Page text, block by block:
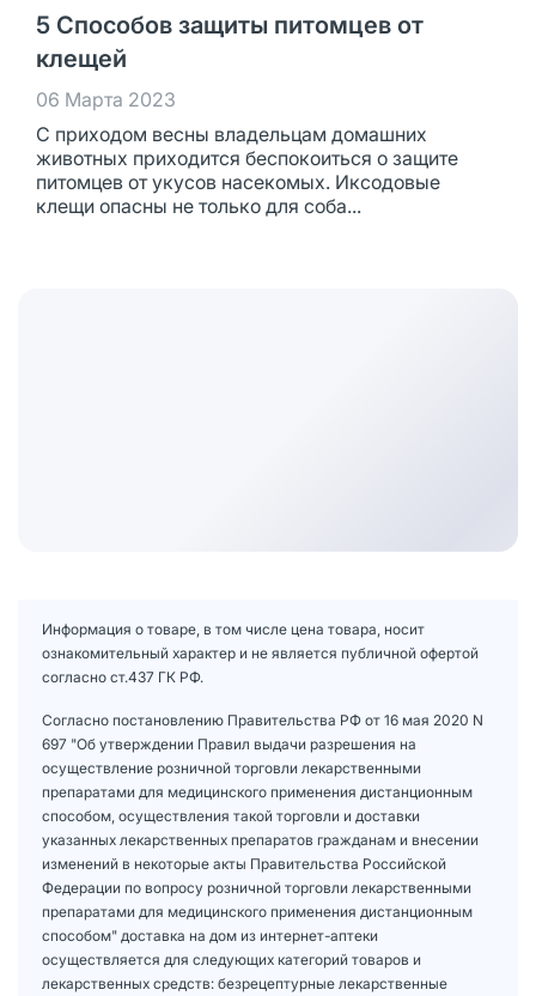
5 Способов защиты питомцев от
клещей
06 Марта 2023
С приходом весны владельцам домашних
животных приходится беспокоиться о защите
питомцев от укусов насекомых. Иксодовые
клещи опасны не только для соба...
Информация о товаре, в том числе цена товара, носит
ознакомительный характер и не является публичной офертой
согласно ст.437 ГК РФ.
Согласно постановлению Правительства РФ от 16 мая 2020 N
697 "Об утверждении Правил выдачи разрешения на
осуществление розничной торговли лекарственными
препаратами для медицинского применения дистанционным
способом, осуществления такой торговли и доставки
указанных лекарственных препаратов гражданам и внесении
изменений в некоторые акты Правительства Российской
Федерации по вопросу розничной торговли лекарственными
препаратами для медицинского применения дистанционным
способом" доставка на дом из интернет-аптеки
осуществляется для следующих категорий товаров и
лекарственных средств: безрецептурные лекарственные